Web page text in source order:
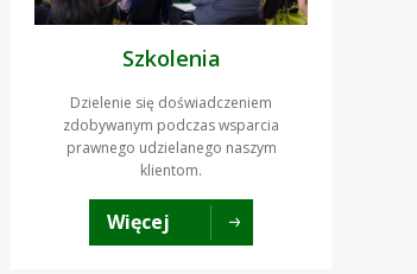
Szkolenia
Dzielenie się doświadczeniem
zdobywanym podczas wsparcia
prawnego udzielanego naszym
klientom.
Więcej